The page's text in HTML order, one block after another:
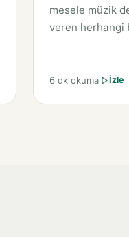
mesele müzik
veren herhangi
6 dk okuma İzle